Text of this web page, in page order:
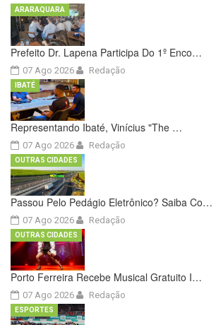
Prefeito Dr. Lapena Participa Do 1º Enco…
07 Ago 2026
ARARAQUARA
Redação
Representando Ibaté, Vinícius "The …
07 Ago 2026
IBATÉ
Redação
Passou Pelo Pedágio Eletrônico? Saiba Co…
07 Ago 2026
OUTRAS CIDADES
Redação
Porto Ferreira Recebe Musical Gratuito I…
07 Ago 2026
OUTRAS CIDADES
Redação
ESPORTES